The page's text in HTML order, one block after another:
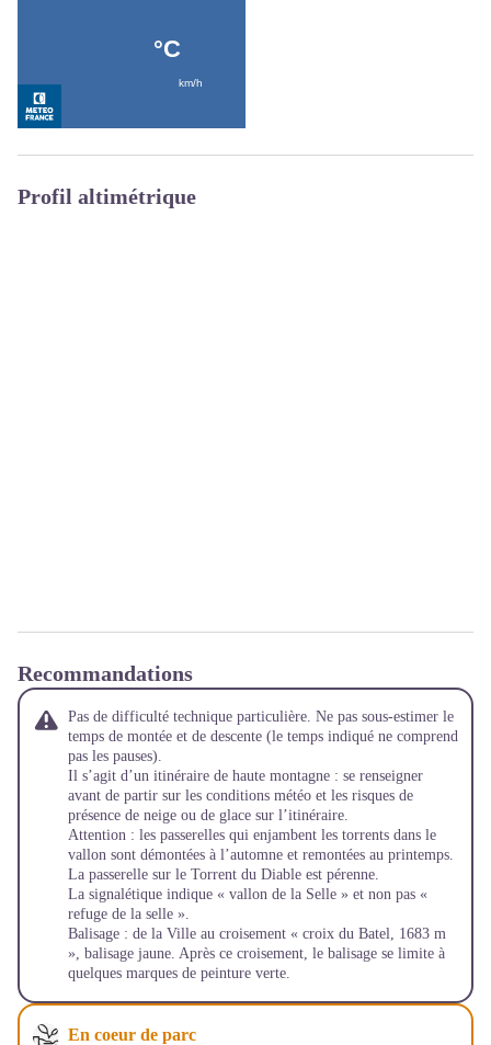
Profil altimétrique
Recommandations
Pas de difficulté technique particulière. Ne pas sous-estimer le
temps de montée et de descente (le temps indiqué ne comprend
pas les pauses).
Il s’agit d’un itinéraire de haute montagne : se renseigner
avant de partir sur les conditions météo et les risques de
présence de neige ou de glace sur l’itinéraire.
Attention : les passerelles qui enjambent les torrents dans le
vallon sont démontées à l’automne et remontées au printemps.
La passerelle sur le Torrent du Diable est pérenne.
La signalétique indique « vallon de la Selle » et non pas «
refuge de la selle ».
Balisage : de la Ville au croisement « croix du Batel, 1683 m
», balisage jaune. Après ce croisement, le balisage se limite à
quelques marques de peinture verte.
En coeur de parc